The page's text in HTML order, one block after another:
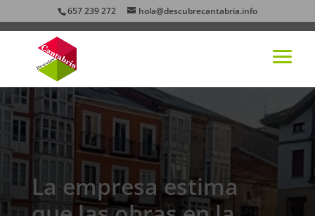
657 239 272 hola@descubrecantabria.info
La empresa estima